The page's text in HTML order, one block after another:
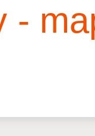
-